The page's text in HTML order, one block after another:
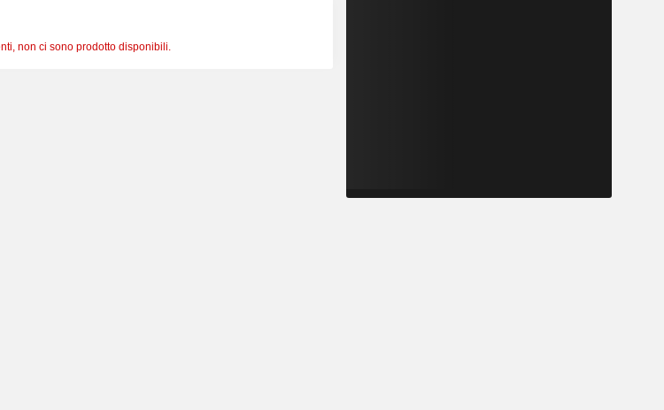
non ci sono prodotto disponibili.